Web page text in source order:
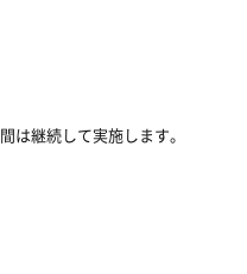
は継続して実施します。